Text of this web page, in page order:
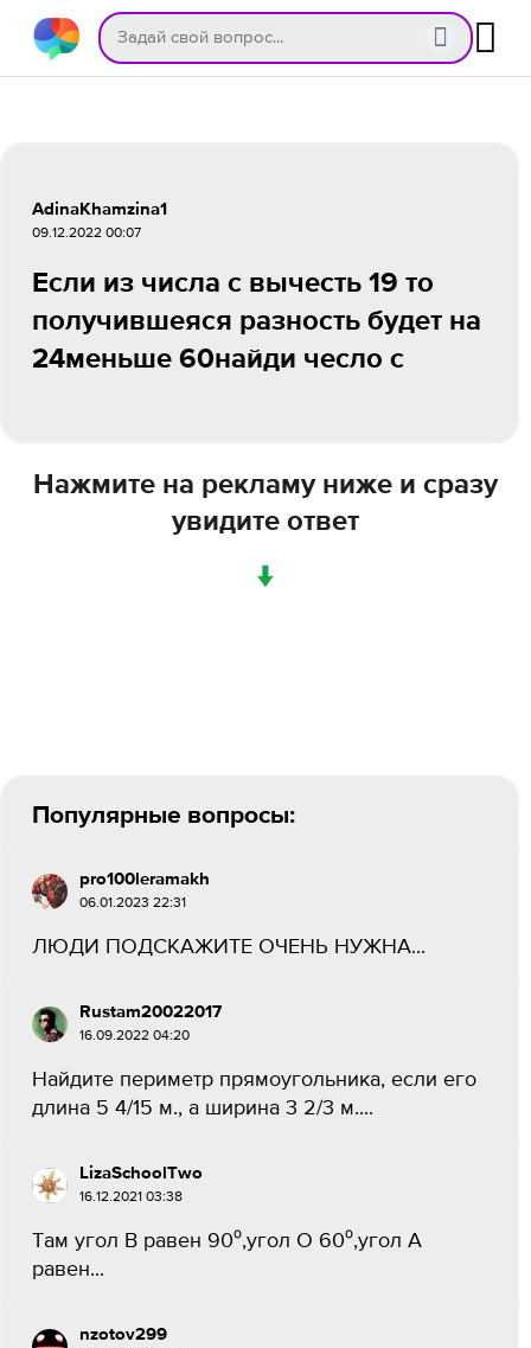
AdinaKhamzina1
09.12.2022 00:07
Если из числа с вычесть 19 то
получившеяся разность будет на
24меньше 60найди чесло с
Нажмите на рекламу ниже и сразу
увидите ответ
↓
Популярные вопросы:
pro100leramakh
06.01.2023 22:31
ЛЮДИ ПОДСКАЖИТЕ ОЧЕНЬ НУЖНА...
Rustam20022017
16.09.2022 04:20
Найдите периметр прямоугольника, если его
длина 5 4/15 м., а ширина 3 2/3 м....
LizaSchoolTwo
16.12.2021 03:38
Там угол В равен 90⁰,угол О 60⁰,угол А
равен...
nzotov299